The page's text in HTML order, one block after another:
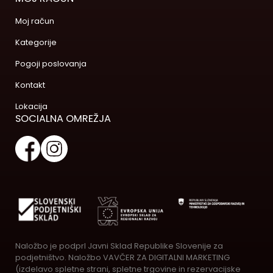
Moj račun
Kategorije
Pogoji poslovanja
Kontakt
Lokacija
SOCIALNA OMREŽJA
Naložbo je podprl Javni Sklad Republike Slovenije za
podjetništvo. Naložbo VAVČER ZA DIGITALNI MARKETING
(izdelavo spletne strani, spletne trgovine in rezervacijske